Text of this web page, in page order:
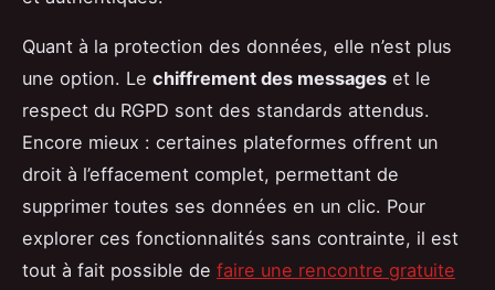
Quant à la protection des données, elle n’est plus
une option. Le chiffrement des messages et le
respect du RGPD sont des standards attendus.
Encore mieux : certaines plateformes offrent un
droit à l’effacement complet, permettant de
supprimer toutes ses données en un clic. Pour
explorer ces fonctionnalités sans contrainte, il est
tout à fait possible de faire une rencontre gratuite